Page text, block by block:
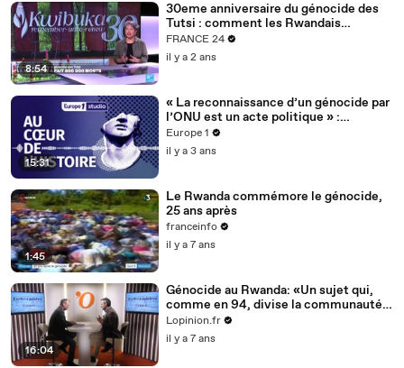
8:54
30eme anniversaire du génocide des
Tutsi : comment les Rwandais
surmontent le traumatisme
aujourd'hui ?
FRANCE 24
il y a 2 ans
15:31
« La reconnaissance d’un génocide par
l’ONU est un acte politique » :
comment le terme de génocide a-t-il
évolué au fil de l’Histoire ?
Europe 1
il y a 3 ans
1:45
Le Rwanda commémore le génocide,
25 ans après
franceinfo
il y a 7 ans
16:04
Génocide au Rwanda: «Un sujet qui,
comme en 94, divise la communauté
française de manière spectaculaire»,
selon Laurent Larcher
Lopinion.fr
il y a 7 ans